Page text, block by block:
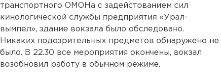
транспортного ОМОНа с задейстованием сил
кинологической службы предприятия «Урал-
вымпел», здание вокзала было обследовано.
Никаких подозрительных предметов обнаружено не
было. В 22.30 все мероприятия окончены, вокзал
возобновил работу в обычном режиме.